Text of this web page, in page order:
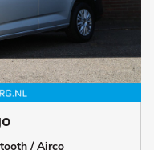
/ Airco